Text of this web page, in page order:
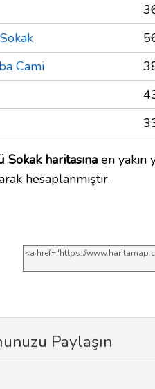
Cami
Sokak haritasına en yakın
hesaplanmıştır.
Paylaşın